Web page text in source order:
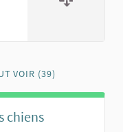
VOIR (39)
chiens